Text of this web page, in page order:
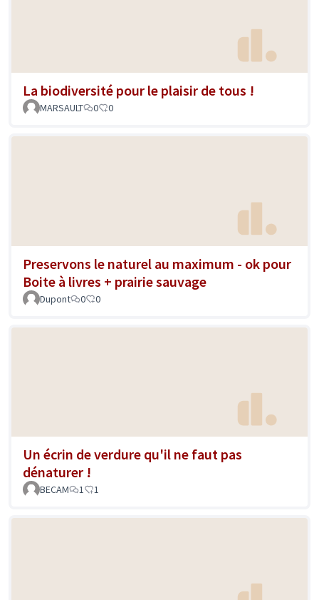
La biodiversité pour le plaisir de tous !
MARSAULT 0 0
Preservons le naturel au maximum - ok pour
Boite à livres + prairie sauvage
Dupont 0 0
Un écrin de verdure qu'il ne faut pas
dénaturer !
BECAM 1 1